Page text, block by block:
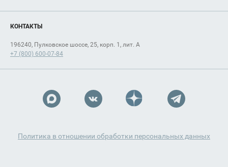
КОНТАКТЫ
196240, Пулковское шоссе, 25, корп. 1, лит. А
+7 (800) 600-07-84
Политика в отношении обработки персональных данных